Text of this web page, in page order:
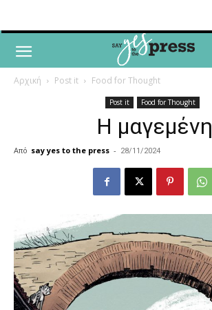
Αρχική Post it Food for Thought
Post it Food for Thought
Η μαγεμένη
Από say yes to the press - 28/11/2024